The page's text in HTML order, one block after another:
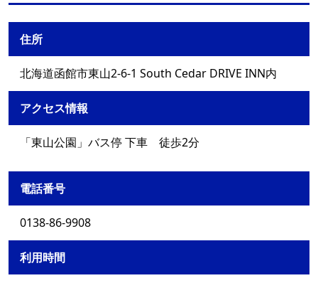
住所
北海道函館市東山2-6-1 South Cedar DRIVE INN内
アクセス情報
「東山公園」バス停 下車 徒歩2分
電話番号
0138-86-9908
利用時間